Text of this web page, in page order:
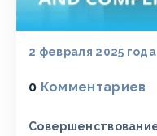
2 февраля 2025 года
0 Комментариев